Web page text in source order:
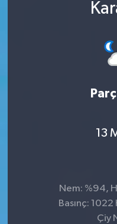
13
Nem: %94,
Basınç:
Çiy